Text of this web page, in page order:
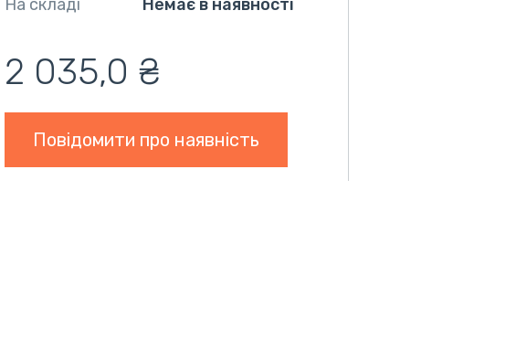
На складі
Немає в наявності
2 035,0 ₴
Повідомити про наявність